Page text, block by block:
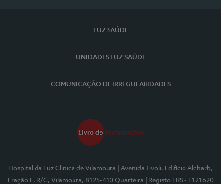
LUZ SAÚDE
UNIDADES LUZ SAÚDE
COMUNICAÇÃO DE IRREGULARIDADES
Hospital da Luz Clínica de Vilamoura
| Avenida Tivoli, Edifício Alcharb,
Fração E, R/C, Vilamoura, 8125-410 Quarteira
| Registo ERS - E121620